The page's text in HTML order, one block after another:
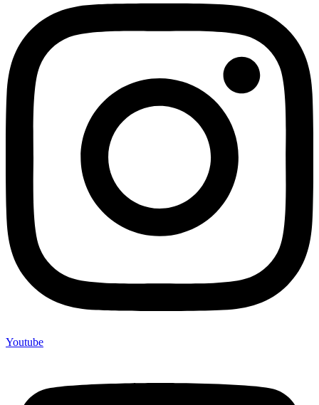
Youtube